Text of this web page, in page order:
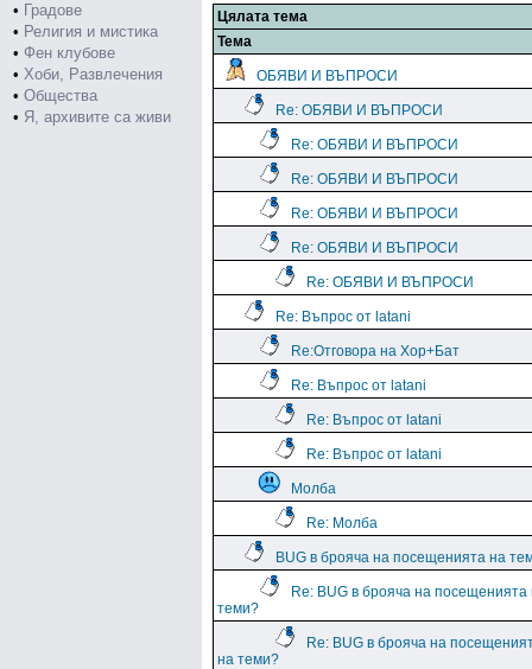
• Градове
• Религия и мистика
• Фен клубове
• Хоби, Развлечения
• Общества
• Я, архивите са живи
Цялата тема
Тема
ОБЯВИ И ВЪПРОСИ
Re: ОБЯВИ И ВЪПРОСИ
Re: ОБЯВИ И ВЪПРОСИ
Re: ОБЯВИ И ВЪПРОСИ
Re: ОБЯВИ И ВЪПРОСИ
Re: ОБЯВИ И ВЪПРОСИ
Re: ОБЯВИ И ВЪПРОСИ
Re: Въпрос от latani
Re:Отговора на Хор+Бат
Re: Въпрос от latani
Re: Въпрос от latani
Re: Въпрос от latani
Молба
Re: Молба
BUG в брояча на посещенията на
Re: BUG в брояча на посещенията
теми?
Re: BUG в брояча на
на теми?